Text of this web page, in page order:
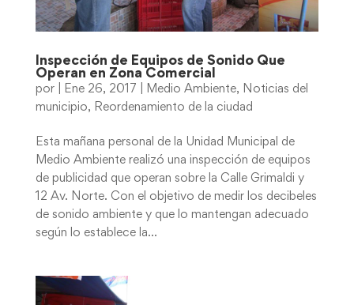
Inspección de Equipos de Sonido Que
Operan en Zona Comercial
por Ene 26, 2017 Medio Ambiente,
Noticias del
municipio, Reordenamiento de la ciudad
Esta mañana personal de la Unidad Municipal de
Medio Ambiente realizó una inspección de equipos
de publicidad que operan sobre la Calle Grimaldi y
12 Av. Norte. Con el objetivo de medir los decibeles
de sonido ambiente y que lo mantengan adecuado
según lo establece la...